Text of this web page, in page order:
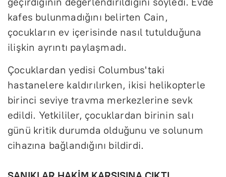
kafes bulunmadığını belirten Cain,
çocukların ev içerisinde nasıl tutulduğuna
ilişkin ayrıntı paylaşmadı.
Çocuklardan yedisi Columbus'taki
hastanelere kaldırılırken, ikisi helikopterle
birinci seviye travma merkezlerine sevk
edildi. Yetkililer, çocuklardan birinin salı
günü kritik durumda olduğunu ve solunum
cihazına bağlandığını bildirdi.